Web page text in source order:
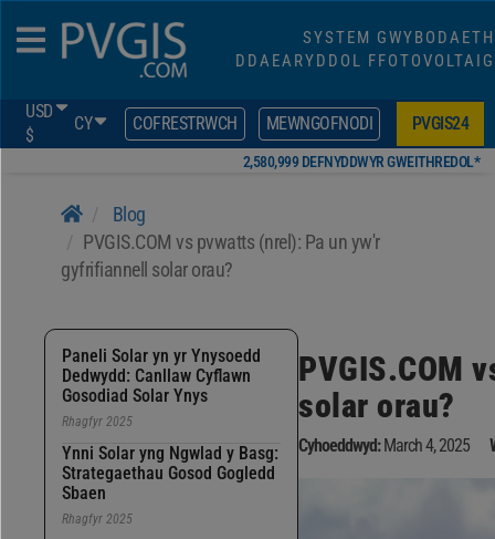
SYSTEM GWYBODAETH
DDAEARYDDOL FFOTOVOLTAIG
USD
$
CY COFRESTRWCH MEWNGOFNODI PVGIS24
2,580,999 DEFNYDDWYR GWEITHREDOL*
Blog
PVGIS.COM vs pvwatts (nrel): Pa un yw'r
gyfrifiannell solar orau?
Paneli Solar yn yr Ynysoedd
Dedwydd: Canllaw Cyflawn
Gosodiad Solar Ynys
Rhagfyr 2025
Ynni Solar yng Ngwlad y Basg:
Strategaethau Gosod Gogledd
Sbaen
Rhagfyr 2025
PVGIS.COM
solar orau?
Cyhoeddwyd: March 4, 2025